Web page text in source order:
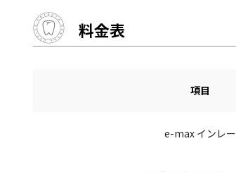
料金表
項目
e-max インレー